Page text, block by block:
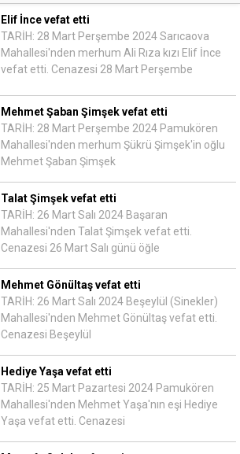
Elif İnce vefat etti
TARİH: 28 Mart Perşembe 2024 Sarıcaova
Mahallesi'nden merhum Ali Rıza kızı Elif İnce
vefat etti. Cenazesi 28 Mart Perşembe
Mehmet Şaban Şimşek vefat etti
TARİH: 28 Mart Perşembe 2024 Pamukören
Mahallesi'nden merhum Şükrü Şimşek'in oğlu
Mehmet Şaban Şimşek
Talat Şimşek vefat etti
TARİH: 26 Mart Salı 2024 Başaran
Mahallesi'nden Talat Şimşek vefat etti.
Cenazesi 26 Mart Salı günü öğle
Mehmet Gönültaş vefat etti
TARİH: 26 Mart Salı 2024 Beşeylül (Sinekler)
Mahallesi'nden Mehmet Gönültaş vefat etti.
Cenazesi Beşeylül
Hediye Yaşa vefat etti
TARİH: 25 Mart Pazartesi 2024 Pamukören
Mahallesi'nden Mehmet Yaşa'nın eşi Hediye
Yaşa vefat etti. Cenazesi